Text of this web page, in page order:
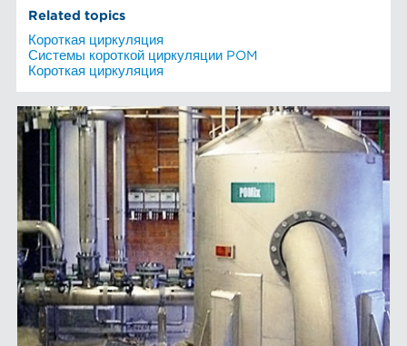
Related topics
Короткая циркуляция
Системы короткой циркуляции POM
Короткая циркуляция